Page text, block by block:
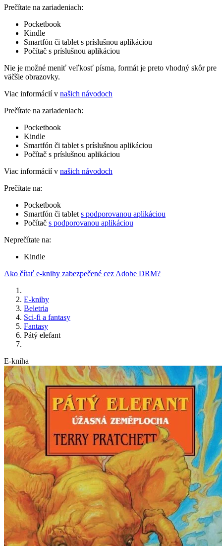
Prečítate na zariadeniach:
Pocketbook
Kindle
Smartfón či tablet s príslušnou aplikáciou
Počítač s príslušnou aplikáciou
Nie je možné meniť veľkosť písma, formát je preto vhodný skôr pre
väčšie obrazovky.
Viac informácií v našich návodoch
Prečítate na zariadeniach:
Pocketbook
Kindle
Smartfón či tablet s príslušnou aplikáciou
Počítač s príslušnou aplikáciou
Viac informácií v našich návodoch
Prečítate na:
Pocketbook
Smartfón či tablet s podporovanou aplikáciou
Počítač s podporovanou aplikáciou
Neprečítate na:
Kindle
Ako čítať e-knihy zabezpečené cez Adobe DRM?
E-knihy
Beletria
Sci-fi a fantasy
Fantasy
Pátý elefant
E-kniha